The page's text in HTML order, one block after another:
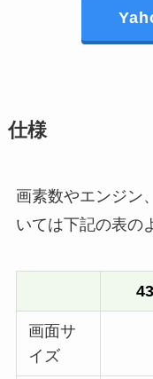
仕様
画素数やエンジン
いては下記の表の
画面サ
イズ